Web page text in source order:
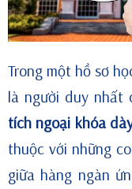
Trong một hồ sơ
là người duy nhất
tích ngoại khóa
thuộc với những
giữa hàng ngàn